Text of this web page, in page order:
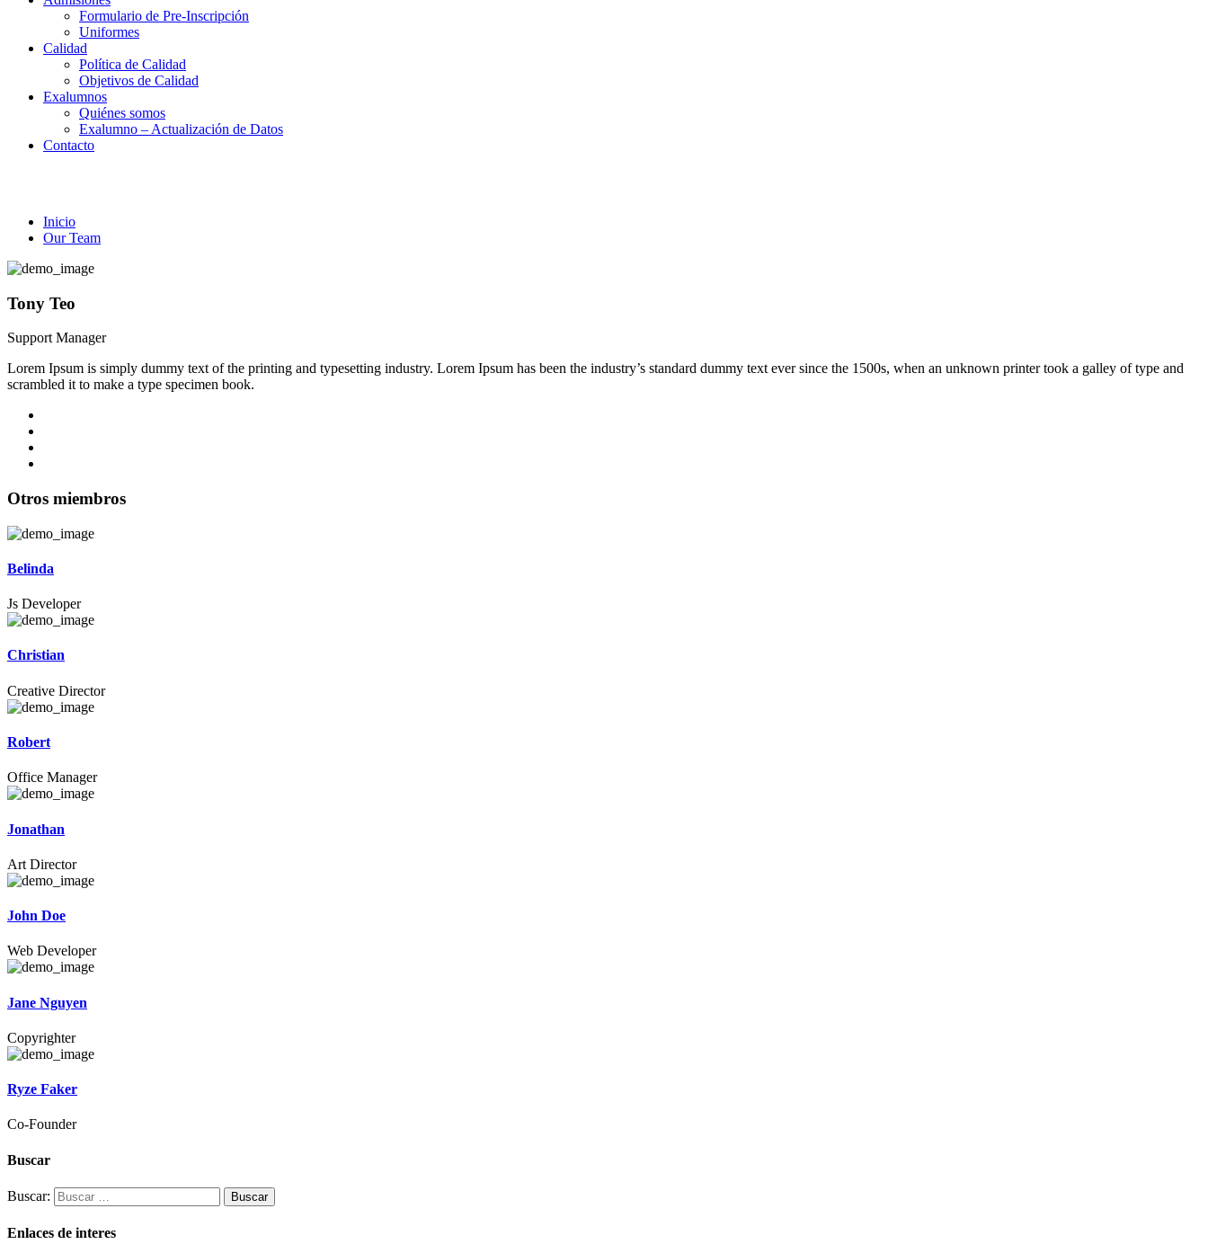
Formulario de Pre-Inscripción
Uniformes
Calidad
Política de Calidad
Objetivos de Calidad
Exalumnos
Quiénes somos
Exalumno – Actualización de Datos
Contacto
Inicio
Our Team
Tony Teo
Support Manager
Lorem Ipsum is simply dummy text of the printing and typesetting industry. Lorem Ipsum has been the industry’s standard dummy text ever since the 1500s, when an unknown printer took a galley of type and
scrambled it to make a type specimen book.
Otros miembros
Belinda
Js Developer
Christian
Creative Director
Robert
Office Manager
Jonathan
Art Director
John Doe
Web Developer
Jane Nguyen
Copyrighter
Ryze Faker
Co-Founder
Buscar
Buscar:
Enlaces de interes